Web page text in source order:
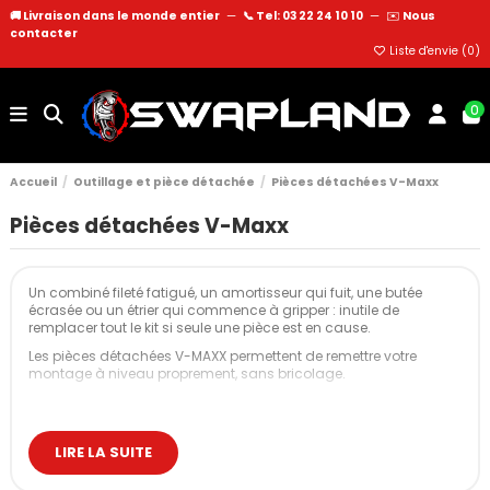
🚚 Livraison dans le monde entier — 📞 Tel: 03 22 24 10 10 — ✉️ Nous
contacter
Liste d'envie (0)
0
Accueil Outillage et pièce détachée Pièces détachées V-Maxx
Pièces détachées V-Maxx
Un combiné fileté fatigué, un amortisseur qui fuit, une butée
écrasée ou un étrier qui commence à gripper : inutile de
remplacer tout le kit si seule une pièce est en cause.
Les pièces détachées V-MAXX permettent de remettre votre
montage à niveau proprement, sans bricolage.
Ressorts
Un ressort de combiné fileté travaille en permanence. Hauteur
réglée bas, usage piste, routes dégradées : avec le temps, il peut
LIRE LA SUITE